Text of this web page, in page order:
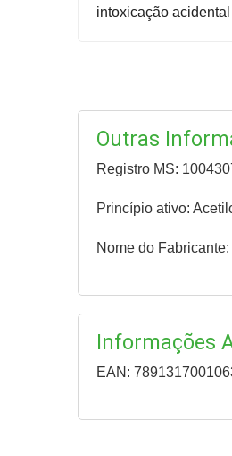
intoxicação
Outras
Registro MS:
Princípio ativo:
Nome do
Informações
EAN: